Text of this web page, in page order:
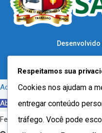
Desenvolvido
Respeitamos sua
Cookies nos ajudam a
entregar conteúdo
tráfego. Você pode
Acessar o conteúdo
Abrir a barra de ferramentas
Ferramentas de acessibilidade